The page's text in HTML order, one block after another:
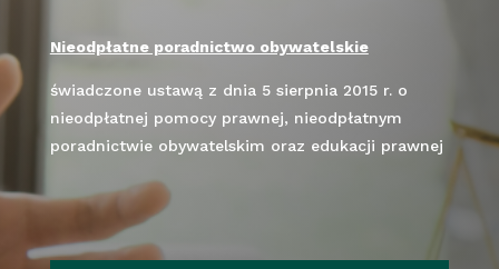
Nieodpłatne poradnictwo obywatelskie
świadczone ustawą z dnia 5 sierpnia 2015 r. o
nieodpłatnej pomocy prawnej, nieodpłatnym
poradnictwie obywatelskim oraz edukacji prawnej